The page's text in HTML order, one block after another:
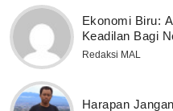
Ekonomi Biru:
Keadilan Bagi
Redaksi MAL
Harapan